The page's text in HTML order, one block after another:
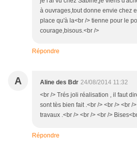
à ouvrages,tout donne envie chez
place qu'à la<br /> tienne pour le
courage,bisous.<br />
Répondre
A Aline des Bdr 24/08/2014 11:32
<br /> Trés joli réalisation , il faut
sont tès bien fait .<br /> <br /> <br /
travaux .<br /> <br /> <br />
Répondre